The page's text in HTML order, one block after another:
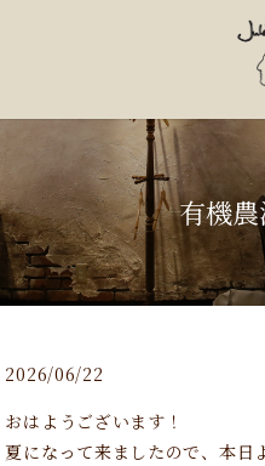
有機
2026/06/22
おはようございます！
夏になって来ましたので、本日